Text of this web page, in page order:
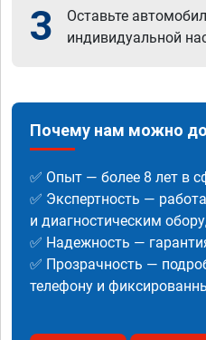
3
Оставьте
индивидуальной
Почему нам можно
✅ Опыт — более 8 лет в
✅ Экспертность —
и диагностическим
✅ Надежность —
✅ Прозрачность —
телефону и